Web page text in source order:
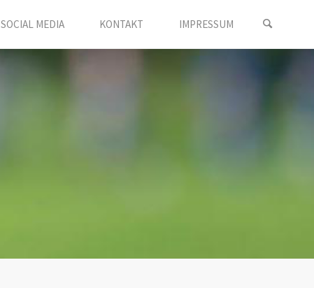
SOCIAL MEDIA KONTAKT IMPRESSUM